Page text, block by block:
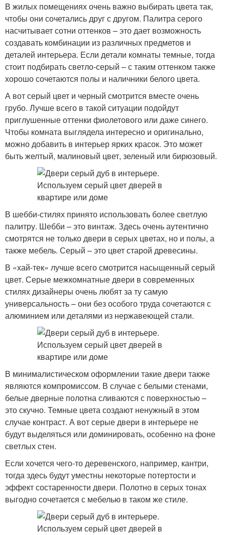
В жилых помещениях очень важно выбирать цвета так,
чтобы они сочетались друг с другом. Палитра серого
насчитывает сотни оттенков – это дает возможность
создавать комбинации из различных предметов и
деталей интерьера. Если детали комнаты темные, тогда
стоит подбирать светло-серый – с таким оттенком также
хорошо сочетаются полы и наличники белого цвета.
А вот серый цвет и черный смотрится вместе очень
грубо. Лучше всего в такой ситуации подойдут
приглушенные оттенки фиолетового или даже синего.
Чтобы комната выглядела интересно и оригинально,
можно добавить в интерьер ярких красок. Это может
быть желтый, малиновый цвет, зеленый или бирюзовый.
В шебби-стилях принято использовать более светлую
палитру. Шебби – это винтаж. Здесь очень аутентично
смотрятся не только двери в серых цветах, но и полы, а
также мебель. Серый – это цвет старой древесины.
В «хай-тек» лучше всего смотрится насыщенный серый
цвет. Серые межкомнатные двери в современных
стилях дизайнеры очень любят за ту самую
универсальность – они без особого труда сочетаются с
алюминием или деталями из нержавеющей стали.
В минималистическом оформлении такие двери также
являются компромиссом. В случае с белыми стенами,
белые дверные полотна сливаются с поверхностью –
это скучно. Темные цвета создают ненужный в этом
случае контраст. А вот серые двери в интерьере не
будут выделяться или доминировать, особенно на фоне
светлых стен.
Если хочется чего-то деревенского, например, кантри,
тогда здесь будут уместны некоторые потертости и
эффект состаренности двери. Полотно в серых тонах
выгодно сочетается с мебелью в таком же стиле.